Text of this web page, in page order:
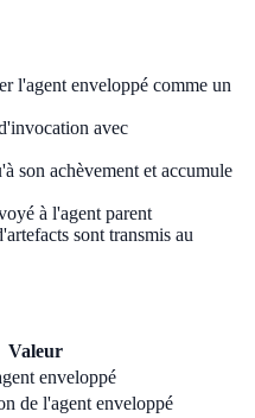
l'agent enveloppé comme un
avec
son achèvement et accumule
à l'agent parent
sont transmis au
Valeur
enveloppé
de l'agent enveloppé